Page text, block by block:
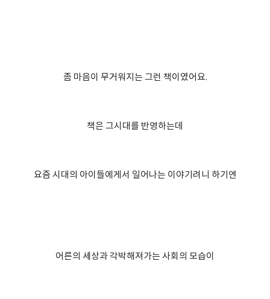
좀 마음이 무거워지는 그런 책이였어요.
책은 그시대를 반영하는데
요즘 시대의 아이들에게서 일어나는 이야기려니 하기엔
어른의 세상과 각박해져가는 사회의 모습이